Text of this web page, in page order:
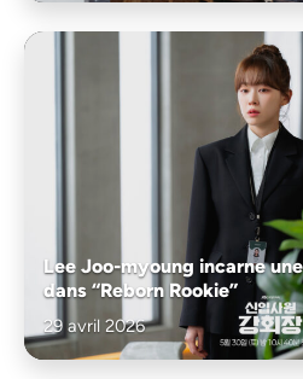
Lee Joo-myoung incarne
dans “Reborn Rookie”
29 avril 2026